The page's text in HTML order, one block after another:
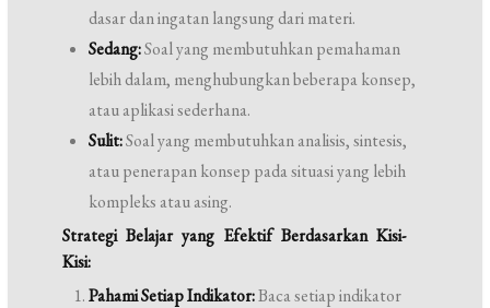
dasar dan ingatan langsung dari materi.
Sedang:Soal yang membutuhkan pemahaman
lebih dalam, menghubungkan beberapa konsep,
atau aplikasi sederhana.
Sulit:Soal yang membutuhkan analisis, sintesis,
atau penerapan konsep pada situasi yang lebih
kompleks atau asing.
Strategi Belajar yang Efektif Berdasarkan Kisi-
Kisi:
Pahami Setiap Indikator:Baca setiap indikator